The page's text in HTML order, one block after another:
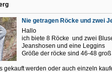
Nie getragen Röcke und zwei
Hallo
ich biete 8 Röcke und zwei
Jeanshosen und eine Leggins
Größe der röcke sind 46-48 groß
gekauft werden oder auch einzeln